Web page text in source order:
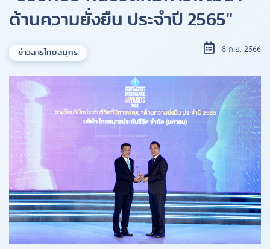
ด้านความยั่งยืน ประจําปี 2565"
ข่าวสารไทยสมุทร 8 ก.ย. 2566